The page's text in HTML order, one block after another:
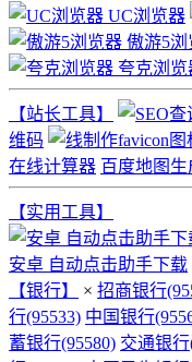
UC浏览器
傲游5浏
夸克浏览
【站长工具】
维码
在线计算器 百度地图生
【实用工具】
安卓 自动点击助手下载
【银行】
× 招商银行
行(95533) 中国银行
蓄银行(95580) 交通银行